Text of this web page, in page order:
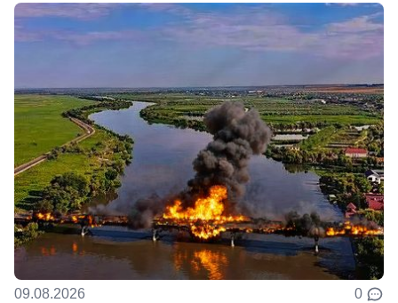
09.08.2026 0